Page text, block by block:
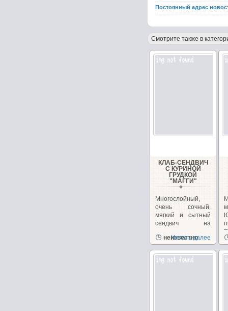
Постоянный адрес
Смотрите также в
КЛАБ-СЕНДВИЧ
С КУРИНОЙ
ГРУДКОЙ
"МАГГИ"
Многослойный,
очень сочный,
мягкий и сытный
сендвич на
закуску!...
неизвестно
Читать далее